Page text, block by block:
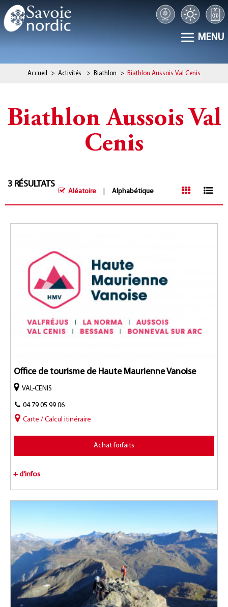
MENU
Accueil > Activités > Biathlon > Biathlon Aussois Val Cenis
Biathlon Aussois Val
Cenis
3 RÉSULTATS
Aléatoire Alphabétique
Office de tourisme de Haute Maurienne Vanoise
VAL-CENIS
04 79 05 99 06
Carte / Calcul itinéraire
+ d'infos
Achat forfaits